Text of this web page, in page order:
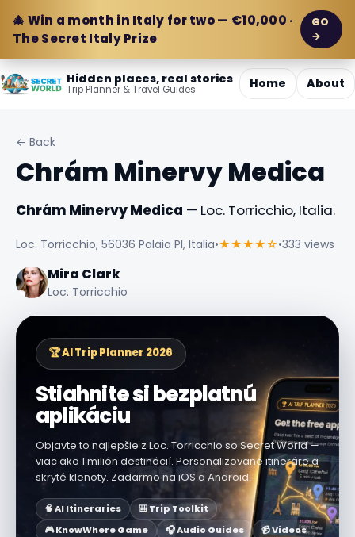
🎄 Win a month in Italy for two — €10,000 ·
The Secret Italy Prize
GO
→
Hidden places, real stories
Trip Planner & Travel Guides Home About
← Back
Chrám Minervy Medica
Chrám Minervy Medica — Loc. Torricchio, Italia.
Loc. Torricchio, 56036 Palaia PI, Italia•★★★★☆•333 views
Mira Clark
Loc. Torricchio
🏆 AI Trip Planner 2026
Stiahnite si bezplatnú
aplikáciu
Objavte to najlepšie z Loc. Torricchio so Secret World —
viac ako 1 milión destinácií. Personalizované itineráre a
skryté klenoty. Zadarmo na iOS a Android.
🧠 AI Itineraries
🎒 Trip Toolkit
🎮 KnowWhere Game
🎧 Audio Guides 📹 Videos